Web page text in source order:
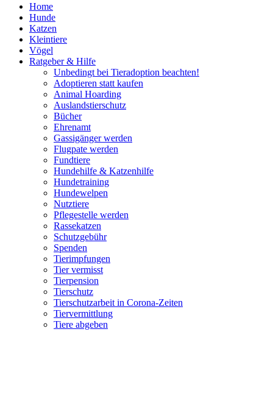
Home
Hunde
Katzen
Kleintiere
Vögel
Ratgeber & Hilfe
Unbedingt bei Tieradoption beachten!
Adoptieren statt kaufen
Animal Hoarding
Auslandstierschutz
Bücher
Ehrenamt
Gassigänger werden
Flugpate werden
Fundtiere
Hundehilfe & Katzenhilfe
Hundetraining
Hundewelpen
Nutztiere
Pflegestelle werden
Rassekatzen
Schutzgebühr
Spenden
Tierimpfungen
Tier vermisst
Tierpension
Tierschutz
Tierschutzarbeit in Corona-Zeiten
Tiervermittlung
Tiere abgeben